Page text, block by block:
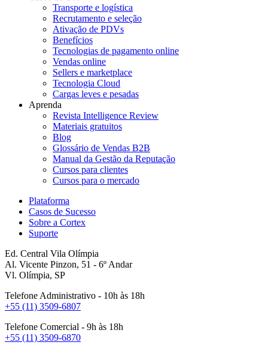
Transporte e logística
Recrutamento e seleção
Ativação de PDVs
Benefícios
Tecnologias de pagamento online
Vendas online
Sellers e marketplace
Tecnologia Cloud
Cargas leves e pesadas
Aprenda
Revista Intelligence Review
Materiais gratuitos
Blog
Glossário de Vendas B2B
Manual da Gestão da Reputação
Cursos para clientes
Cursos para o mercado
Plataforma
Casos de Sucesso
Sobre a Cortex
Suporte
Ed. Central Vila Olímpia
Al. Vicente Pinzon, 51 - 6º Andar
Vl. Olímpia, SP
Telefone Administrativo - 10h às 18h
+55 (11) 3509-6807
Telefone Comercial - 9h às 18h
+55 (11) 3509-6870